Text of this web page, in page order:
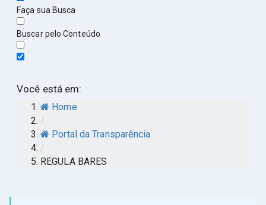
Faça sua Busca
Buscar pelo Conteúdo
Você está em:
Home
/
Portal da Transparência
/
REGULA BARES